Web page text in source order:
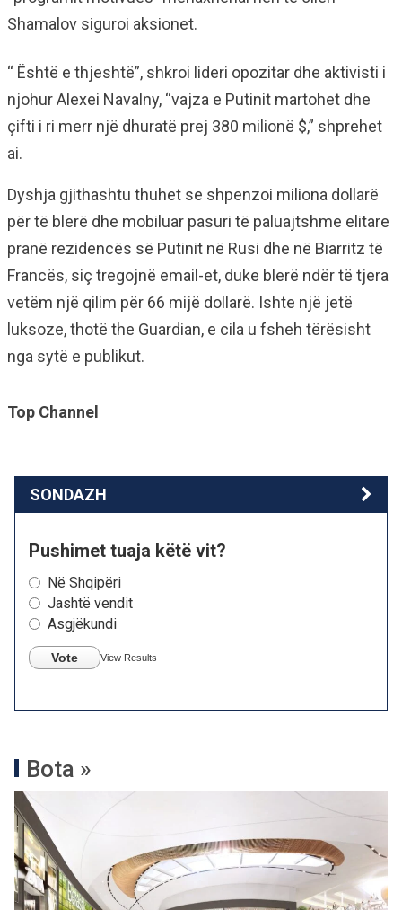
Shamalov siguroi aksionet.
“ Është e thjeshtë”, shkroi lideri opozitar dhe aktivisti i
njohur Alexei Navalny, “vajza e Putinit martohet dhe
çifti i ri merr një dhuratë prej 380 milionë $,” shprehet
ai.
Dyshja gjithashtu thuhet se shpenzoi miliona dollarë
për të blerë dhe mobiluar pasuri të paluajtshme elitare
pranë rezidencës së Putinit në Rusi dhe në Biarritz të
Francës, siç tregojnë email-et, duke blerë ndër të tjera
vetëm një qilim për 66 mijë dollarë. Ishte një jetë
luksoze, thotë the Guardian, e cila u fsheh tërësisht
nga sytë e publikut.
Top Channel
SONDAZH
Pushimet tuaja këtë vit?
Në Shqipëri
Jashtë vendit
Asgjëkundi
Vote View Results
Bota »